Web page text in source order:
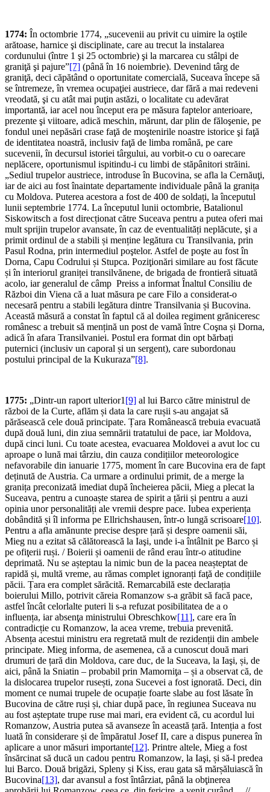
1774: În octombrie 1774, „sucevenii au privit cu uimire la oştile
arătoase, harnice şi disciplinate, care au trecut la instalarea
cordunului (între 1 şi 25 octombrie) şi la marcarea cu stâlpi de
graniţă şi pajure”[7] (până în 16 noiembrie). Devenind târg de
graniţă, deci căpătând o oportunitate comercială, Suceava începe să
se întremeze, în vremea ocupaţiei austriece, dar fără a mai redeveni
vreodată, şi cu atât mai puţin astăzi, o localitate cu adevărat
importantă, iar acel nou început era pe măsura faptelor anterioare,
prezente şi viitoare, adică meschin, mărunt, dar plin de făloşenie, pe
fondul unei nepăsări crase faţă de moştenirile noastre istorice şi faţă
de identitatea noastră, inclusiv faţă de limba română, pe care
sucevenii, în decursul istoriei târgului, au vorbit-o cu o oarecare
neplăcere, oportunismul ispitindu-i cu limbi de stăpânitori străini.
„Sediul trupelor austriece, introduse în Bucovina, se afla la Cernăuţi,
iar de aici au fost înaintate departamente individuale până la granița
cu Moldova. Puterea acestora a fost de 400 de soldați, la începutul
lunii septembrie 1774. La începutul lunii octombrie, Batalionul
Siskowitsch a fost direcționat către Suceava pentru a putea oferi mai
mult sprijin trupelor avansate, în caz de eventualități neplăcute, şi a
primit ordinul de a stabili și menține legătura cu Transilvania, prin
Pasul Rodna, prin intermediul poştelor. Astfel de poşte au fost în
Dorna, Capu Codrului și Stupca. Poziţionări similare au fost făcute
și în interiorul graniței transilvănene, de brigada de frontieră situată
acolo, iar generalul de câmp Preiss a informat Înaltul Consiliu de
Război din Viena că a luat măsura pe care Filo a considerat-o
necesară pentru a stabili legătura dintre Transilvania și Bucovina.
Această măsură a constat în faptul că al doilea regiment grăniceresc
românesc a trebuit să mențină un post de vamă între Coşna și Dorna,
adică în afara Transilvaniei. Postul era format din opt bărbați
puternici (inclusiv un caporal și un sergent), care subordonau
postului principal de la Kukuraza”[8].
1775: „Dintr-un raport ulterior1 [9] al lui Barco către ministrul de
război de la Curte, aflăm și data la care rușii s-au angajat să
părăsească cele două principate. Țara Românească trebuia evacuată
după două luni, din ziua semnării tratatului de pace, iar Moldova,
după cinci luni. Cu toate acestea, evacuarea Moldovei a avut loc cu
aproape o lună mai târziu, din cauza condițiilor meteorologice
nefavorabile din ianuarie 1775, moment în care Bucovina era de fapt
deținută de Austria. Ca urmare a ordinului primit, de a merge la
granița preconizată imediat după încheierea păcii, Mieg a plecat la
Suceava, pentru a cunoaște starea de spirit a țării și pentru a auzi
opinia unor personalități ale vremii despre pace. Iubea experiența
dobândită și îl informa pe Ellrichshausen, într-o lungă scrisoare[10].
Pentru a afla amănunte precise despre țară și despre oamenii săi,
Mieg nu a ezitat să călătorească la Iaşi, unde i-a întâlnit pe Barco și
pe ofiţerii ruși. / Boierii și oamenii de rând erau într-o atitudine
deprimată. Nu se așteptau la nimic bun de la pacea neașteptat de
rapidă și, multă vreme, au rămas complet ignoranți faţă de condițiile
păcii. Țara era complet sărăcită. Remarcabilă este declarația
boierului Millo, potrivit căreia Romanzow s-a grăbit să facă pace,
astfel încât celorlalte puteri li s-a refuzat posibilitatea de a o
influența, iar absenţa ministrului Obreschkow[11], care era în
contradicție cu Romanzow, la acea vreme, trebuia prevenită.
Absența acestui ministru era regretată mult de rezidenții din ambele
principate. Mieg informa, de asemenea, că a cunoscut două mari
drumuri de țară din Moldova, care duc, de la Suceava, la Iaşi, și, de
aici, până la Sniatin – probabil prin Mamorniţa – și a observat că, de
la dislocarea trupelor rusești, zona Sucevei a fost ignorată. Deci, din
moment ce numai trupele de ocupație foarte slabe au fost lăsate în
Bucovina de către ruși și, chiar după pace, în regiunea Suceava nu
au fost așteptate trupe ruse mai mari, era evident că, cu acordul lui
Romanzow, Austria putea să avanseze în această țară. Intenția a fost
luată în considerare și de împăratul Josef II, care a dispus punerea în
aplicare a unor măsuri importante[12]. Printre altele, Mieg a fost
însărcinat să ducă un cadou pentru Romanzow, la Iaşi, și să-l predea
lui Barco. Două brigăzi, Spleny și Kiss, erau gata să mărșăluiască în
Bucovina[13], dar avansul a fost întârziat, până la obţinerea